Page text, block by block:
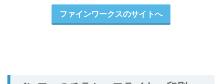
ファインワークスのサイトへ